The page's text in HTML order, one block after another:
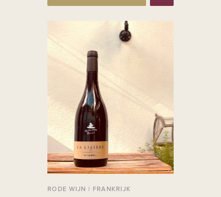
RODE WIJN | FRANKRIJK